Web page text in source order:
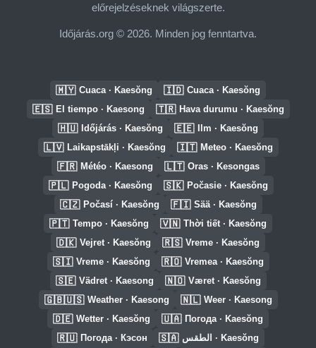
előrejelzéseknek világszerte.
Időjárás.org © 2026. Minden jog fenntartva.
🇲🇾 Cuaca · Kaesŏng 🇮🇩 Cuaca · Kaesŏng
🇪🇸 El tiempo · Kaesong 🇹🇷 Hava durumu · Kaesŏng
🇭🇺 Időjárás · Kaesŏng 🇪🇪 Ilm · Kaesŏng
🇱🇻 Laikapstākļi · Kaesŏng 🇮🇹 Meteo · Kaesŏng
🇫🇷 Météo · Kaesong 🇱🇹 Oras · Kesongas
🇵🇱 Pogoda · Kaesŏng 🇸🇰 Počasie · Kaesŏng
🇨🇿 Počasí · Kaesŏng 🇫🇮 Sää · Kaesŏng
🇵🇹 Tempo · Kaesŏng 🇻🇳 Thời tiết · Kaesŏng
🇩🇰 Vejret · Kaesŏng 🇷🇸 Vreme · Kaesŏng
🇸🇮 Vreme · Kaesŏng 🇷🇴 Vremea · Kaesŏng
🇸🇪 Vädret · Kaesong 🇳🇴 Været · Kaesŏng
🇬🇧🇺🇸 Weather · Kaesong 🇳🇱 Weer · Kaesong
🇩🇪 Wetter · Kaesŏng 🇺🇦 Погода · Kaesŏng
🇷🇺 Погода · Кэсон 🇸🇦 الطقس · Kaesŏng